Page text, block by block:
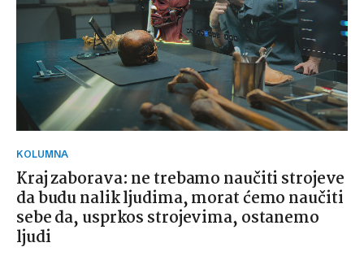
KOLUMNA
Kraj zaborava: ne trebamo naučiti strojeve
da budu nalik ljudima, morat ćemo naučiti
sebe da, usprkos strojevima, ostanemo
ljudi